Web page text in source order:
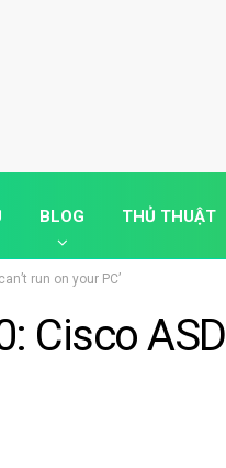
BLOG THỦ THUẬT
run on your PC’
Cisco